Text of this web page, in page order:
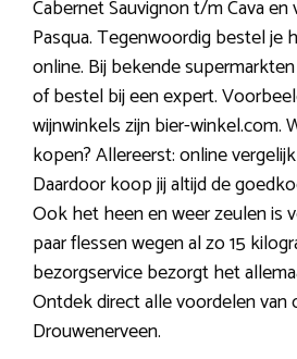
Cabernet Sauvignon t/m Cava
Pasqua. Tegenwoordig bestel je
online. Bij bekende
of bestel bij een expert.
wijnwinkels zijn bier-winkel.com.
kopen? Allereerst: online
Daardoor koop jij altijd de
Ook het heen en weer zeulen is
paar flessen wegen al zo 15
bezorgservice bezorgt het
Ontdek direct alle voordelen van
Drouwenerveen.